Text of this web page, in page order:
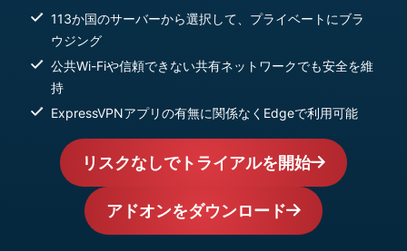
113か国のサーバーから選択して、プライベートにブラ
ウジング
公共Wi-Fiや信頼できない共有ネットワークでも安全を維
持
ExpressVPNアプリの有無に関係なくEdgeで利用可能
リスクなしでトライアルを開始
アドオンをダウンロード